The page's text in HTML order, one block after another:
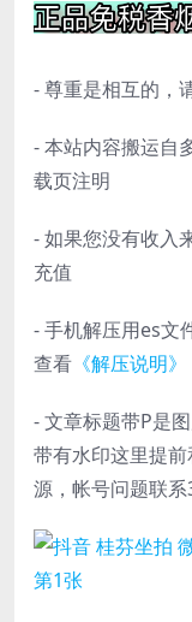
- 尊重是相互的，
- 本站内容搬运自
载页注明
- 如果您没有收入
充值
- 手机解压用es文
查看 《解压说明》
- 文章标题带P是
带有水印这里提
源，帐号问题联